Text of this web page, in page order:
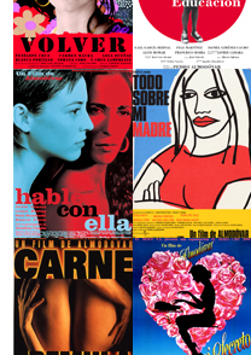
>Volver >La mala educación
>Hable con ella
>Todo sobre mi
madre